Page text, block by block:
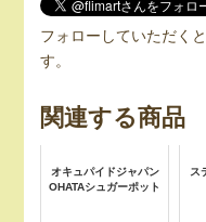
フォローしていただく
す。
関連する商品
オキュパイドジャパン
OHATAシュガーポット
ス